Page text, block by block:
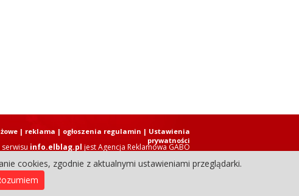
serwisu info.elblag.pl jestAgencja Reklamowa GABO
Dziennik Internetowy. Wszystkie prawa zastrzeżone.
| reklama | ogłoszenia regulamin | Ustawienia
prywatności
cookies, zgodnie z aktualnymi ustawieniami przeglądarki.